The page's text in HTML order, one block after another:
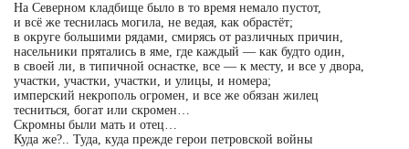
На Северном кладбище было в то время немало пустот,
и всё же теснилась могила, не ведая, как обрастёт;
в округе большими рядами, смирясь от различных причин,
насельники прятались в яме, где каждый — как будто один,
в своей ли, в типичной оснастке, все — к месту, и все у двора,
участки, участки, участки, и улицы, и номера;
имперский некрополь огромен, и все же обязан жилец
тесниться, богат или скромен…
Скромны были мать и отец…
Куда же?.. Туда, куда прежде герои петровской войны